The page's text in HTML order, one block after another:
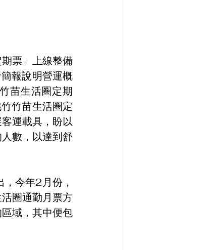
票」上線整備
報說明營運概
苗生活圈定期
竹苗生活圈定
運載具，盼以
數，以達到舒
今年2月份，
圈通勤月票方
域，其中便包